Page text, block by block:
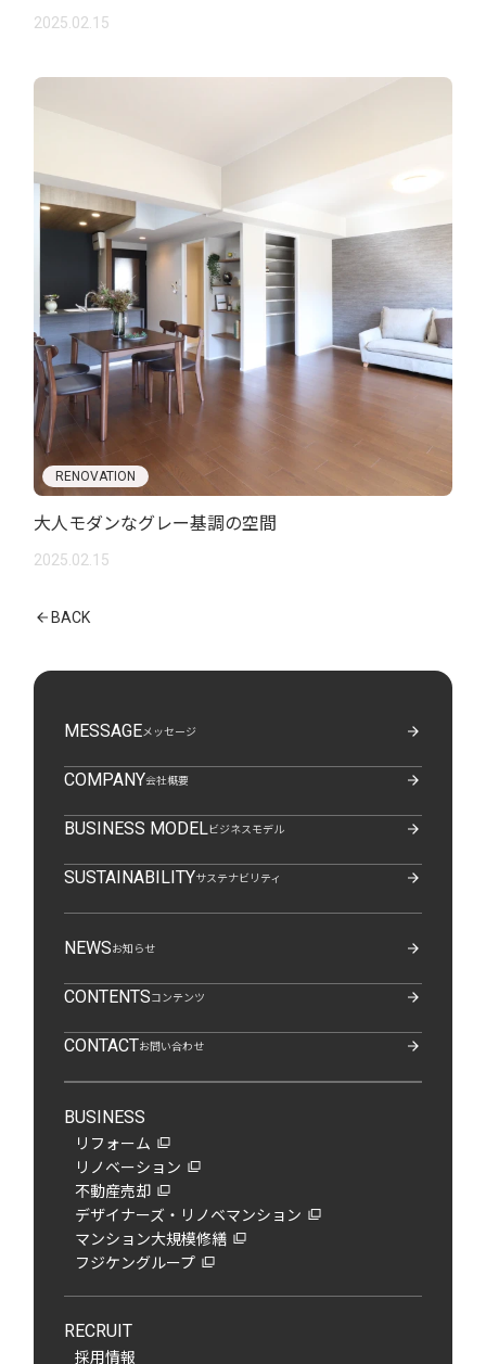
2025.02.15
RENOVATION
大人モダンなグレー基調の空間
2025.02.15
BACK
MESSAGEメッセージ
COMPANY会社概要
BUSINESS MODELビジネスモデル
SUSTAINABILITYサステナビリティ
NEWSお知らせ
CONTENTSコンテンツ
CONTACTお問い合わせ
BUSINESS
リフォーム
リノベーション
不動産売却
デザイナーズ・ リノベマンション
マンション大規模修繕
フジケングループ
RECRUIT
採用情報